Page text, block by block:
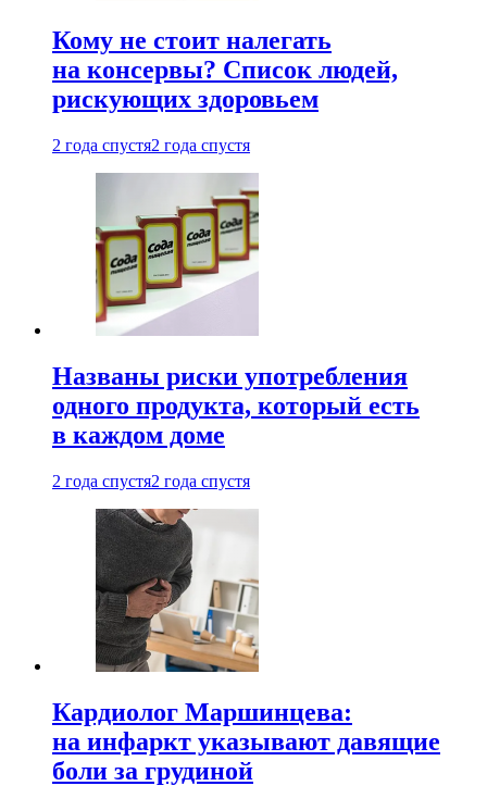
Кому не стоит налегать
на консервы? Список людей,
рискующих здоровьем
2 года спустя2 года спустя
Названы риски употребления
одного продукта, который есть
в каждом доме
2 года спустя2 года спустя
Кардиолог Маршинцева:
на инфаркт указывают давящие
боли за грудиной